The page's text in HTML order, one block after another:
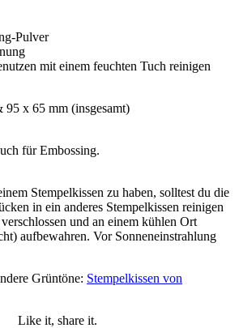
Pulver
mit einem feuchten Tuch reinigen
x 65 mm (insgesamt)
für Embossing.
Stempelkissen zu haben, solltest du die
in ein anderes Stempelkissen reinigen
und an einem kühlen Ort
aufbewahren. Vor Sonneneinstrahlung
Grüntöne: Stempelkissen von
Like it, share it.